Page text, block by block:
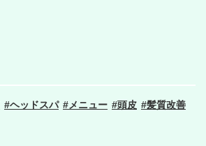
ヘッドスパ メニュー 頭皮 髪質改善